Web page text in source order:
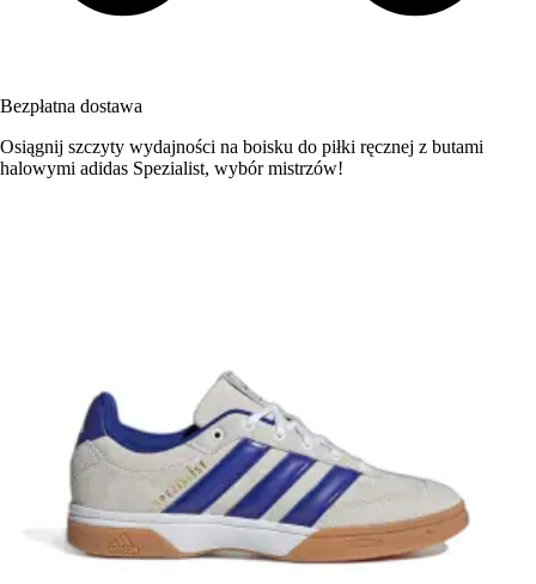
Bezpłatna dostawa
Osiągnij szczyty wydajności na boisku do piłki ręcznej z butami
halowymi adidas Spezialist, wybór mistrzów!